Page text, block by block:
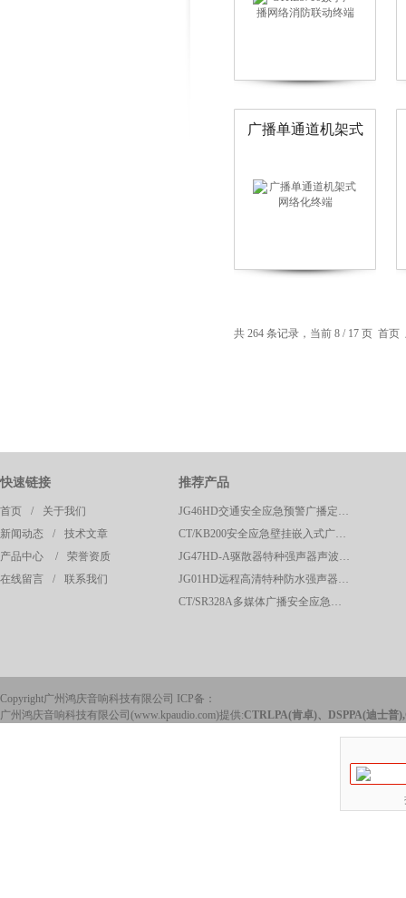
广播单通道机架式
共 264 条记录，当前 8 / 17 页 首页
快速链接
首页 /
关于我们
新闻动态
/
技术文章
产品中心
/
荣誉资质
在线留言
/ 联系我们
推荐产品
JG46HD交通安全应急预警广播定向高清强声器
CT/KB200安全应急壁挂嵌入式广播呼叫控制主机
JG47HD-A驱散器特种强声器声波定向驱散器应急预警系统
JG01HD远程高清特种防水强声器校园广播应急系统
CT/SR328A多媒体广播安全应急声波驱散系统控制主机
Copyright广州鸿庆音响科技有限公司 ICP备：
广州鸿庆音响科技有限公司(www.kpaudio.com)提供:CTRLPA(肯卓)、DSPPA(迪士普